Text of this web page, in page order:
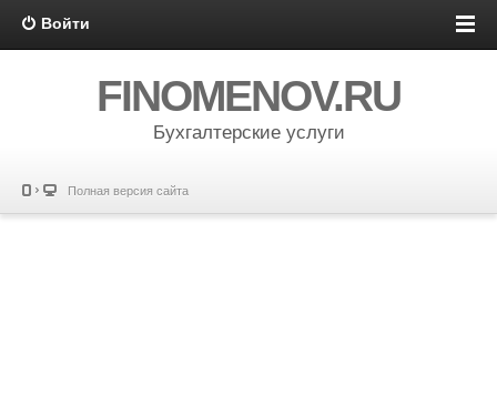
Войти
FINOMENOV.RU
Бухгалтерские услуги
Полная версия сайта